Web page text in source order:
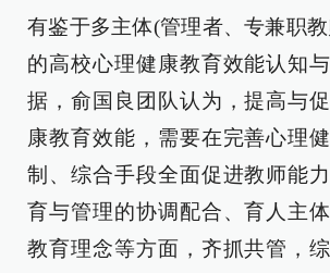
有鉴于多主体(管理者、专兼职
的高校心理健康教育效能认知
据，俞国良团队认为，提高与
康教育效能，需要在完善心理
制、综合手段全面促进教师能
育与管理的协调配合、育人主
教育理念等方面，齐抓共管，